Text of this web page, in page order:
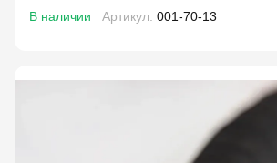
В наличии Артикул: 001-70-13